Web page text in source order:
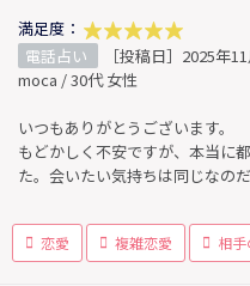
満足度：
電話占い
［投稿日］2025年
moca / 30代 女性
いつもありがとうございます。
もどかしく不安ですが、本当に
た。会いたい気持ちは同じなの
恋愛 複雑恋愛 相手